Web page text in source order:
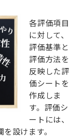
各評価項目
に対して、
評価基準と
評価方法を
反映した評
価シートを
作成しま
す。評価シ
ートには、
設けます。